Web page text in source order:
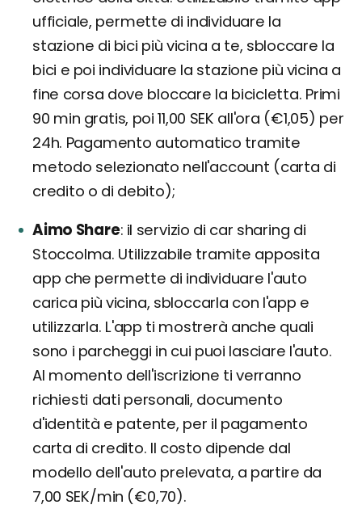
ufficiale, permette di individuare la
stazione di bici più vicina a te, sbloccare la
bici e poi individuare la stazione più vicina a
fine corsa dove bloccare la bicicletta. Primi
90 min gratis, poi 11,00 SEK all'ora (€1,05) per
24h. Pagamento automatico tramite
metodo selezionato nell'account (carta di
credito o di debito);
Aimo Share il servizio di car sharing di
Stoccolma. Utilizzabile tramite apposita
app che permette di individuare l'auto
carica più vicina, sbloccarla con l'app e
utilizzarla. L'app ti mostrerà anche quali
sono i parcheggi in cui puoi lasciare l'auto.
Al momento dell'iscrizione ti verranno
richiesti dati personali, documento
d'identità e patente, per il pagamento
carta di credito. Il costo dipende dal
modello dell'auto prelevata, a partire da
7,00 SEK/min (€0,70).